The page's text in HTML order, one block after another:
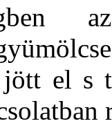
jött el s